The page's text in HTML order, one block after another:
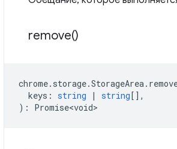
remove()
chrome. storage.StorageArea.
keys : string | string[],
) : Promise<void>